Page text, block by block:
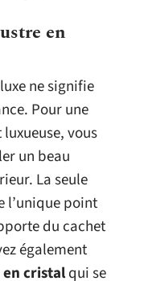
en
ne signifie
Pour une
vous
un beau
La seule
l’unique point
du cachet
également
cristalqui se